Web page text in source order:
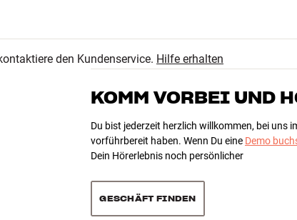
4.5
den Kundenservice. Hilfe erhalten
KOMM VORBEI UND
Du bist jederzeit herzlich willkommen, bei uns
vorführbereit haben. Wenn Du eine Demo
Dein Hörerlebnis noch persönlicher
GESCHÄFT FINDEN